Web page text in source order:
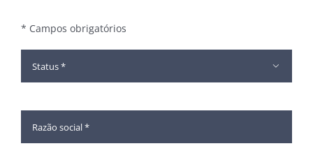
* Campos obrigatórios
